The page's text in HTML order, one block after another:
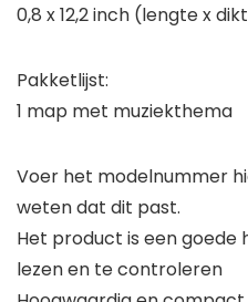
0,8 x 12,2 inch (lengte x
Pakketlijst:
1 map met muziekthema
Voer het modelnummer
weten dat dit past.
Het product is een
lezen en te controleren